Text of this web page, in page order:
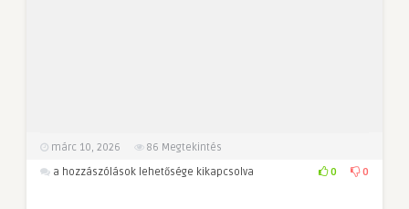
márc 10, 2026 86 Megtekintés
Miért
a hozzászólások lehetősége kikapcsolva 0 0